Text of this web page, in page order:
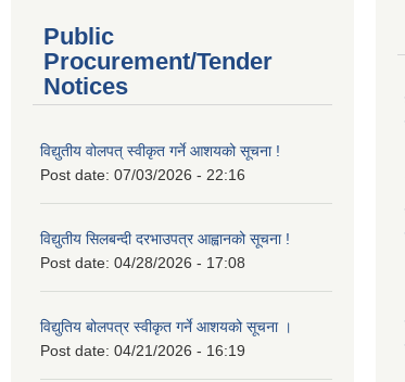
Public
Procurement/Tender
Notices
विद्युतीय वोलपत् स्वीकृत गर्ने आशयको सूचना !
Post date: 07/03/2026 - 22:16
विद्युतीय सिलबन्दी दरभाउपत्र आह्वानको सूचना !
Post date: 04/28/2026 - 17:08
विद्युतिय बोलपत्र स्वीकृत गर्ने आशयको सूचना ।
Post date: 04/21/2026 - 16:19